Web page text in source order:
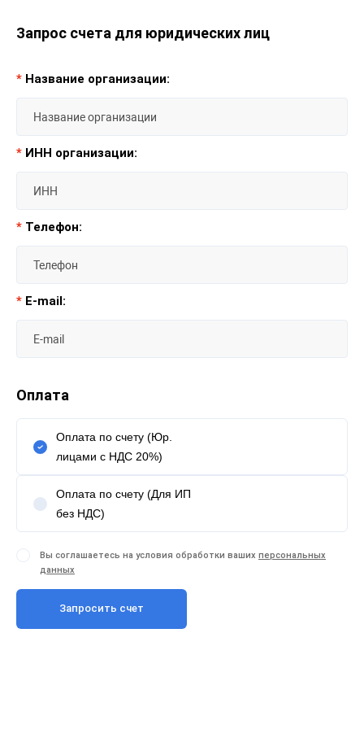
Запрос счета для юридических лиц
* Название организации:
* ИНН организации:
* Телефон:
* E-mail:
Оплата
Оплата по счету (Юр.
лицами с НДС 20%)
Оплата по счету (Для ИП
без НДС)
Вы соглашаетесь на условия обработки ваших персональных
данных